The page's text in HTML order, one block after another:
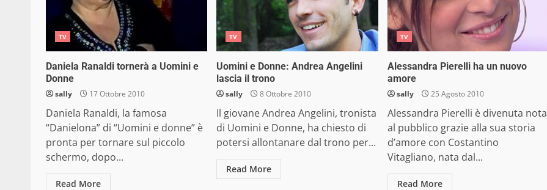
TV
Daniela Ranaldi tornerà a Uomini e
Donne
sally 17 Ottobre 2010
Daniela Ranaldi, la famosa
“Danielona” di “Uomini e donne” è
pronta per tornare sul piccolo
schermo, dopo...
Read More
TV
Uomini e Donne: Andrea Angelini
lascia il trono
sally 8 Ottobre 2010
Il giovane Andrea Angelini, tronista
di Uomini e Donne, ha chiesto di
potersi allontanare dal trono per...
Read More
TV
Alessandra Pierelli ha un nuovo
amore
sally 25 Agosto 2010
Alessandra Pierelli è divenuta nota
al pubblico grazie alla sua storia
d’amore con Costantino
Vitagliano, nata dal...
Read More